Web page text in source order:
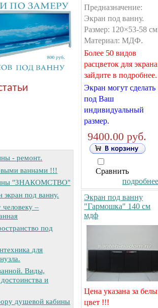
- ремонт.
ваннами !!!
"ЗНАКОМСТВО"
экран под ванну.
–
под
для
Виды,
и
душевой кабины
Предназначение:
Экран под ванну.
Размер: 120×53-58
Материал: МДФ.
Более 50 видов
расцветок для экрана
зайдите в подробнее.
Экран могут сделать
под Ваш
индивидуальный
размер.
9400.00 руб.
Сравнить
Экран под ванну
"Гармошка" 140 см
мдф
Цена указана за
цвет !!!